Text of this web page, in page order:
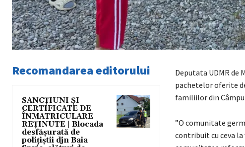
Recomandarea editorului
SANCȚIUNI ȘI
CERTIFICATE DE
ÎNMATRICULARE
REȚINUTE | Blocada
desfășurată de
polițiștii djn Baia
Deputata UDMR
pachetelor oferite
familiilor din
”O comunitate
contribuit cu ceva